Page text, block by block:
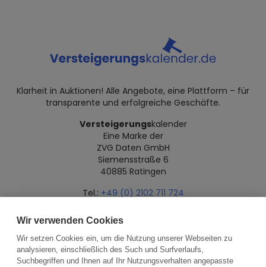
Klarheit in Auktionen! Alle Angebote, eine Plattform – für
transparente und erfolgreiche Geschäfte.
Versteigerungskalender
Eine Marke der
ZVG Daten GmbH
Siemensstraße 6
40885 Ratingen
Tel.: +49 (0) 2102 711 724
Datenschutz Impressum Über uns
Wir verwenden Cookies
Wir setzen Cookies ein, um die Nutzung unserer Webseiten zu
analysieren, einschließlich des Such und Surfverlaufs,
Suchbegriffen und Ihnen auf Ihr Nutzungsverhalten angepasste